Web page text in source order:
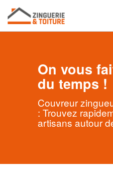
On vous
du temps !
Couvreur
: Trouvez
artisans autour